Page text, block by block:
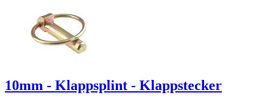
10mm - Klappsplint - Klappstecker